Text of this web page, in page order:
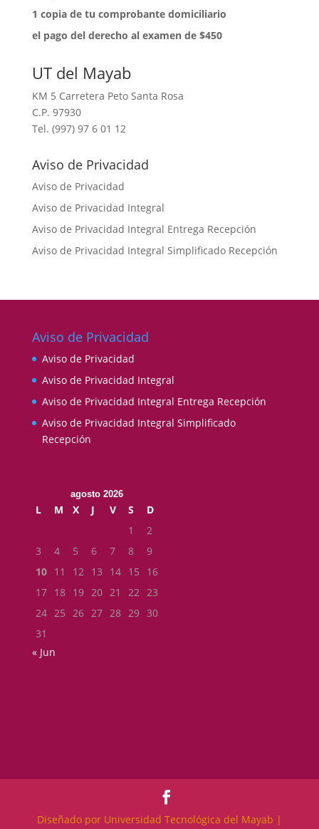
⁠1 copia de tu comprobante domiciliario
⁠el pago del derecho al examen de $450
UT del Mayab
KM 5 Carretera Peto Santa Rosa
C.P. 97930
Tel. (997) 97 6 01 12
Aviso de Privacidad
Aviso de Privacidad
Aviso de Privacidad Integral
Aviso de Privacidad Integral Entrega Recepción
Aviso de Privacidad Integral Simplificado Recepción
Aviso de Privacidad
Aviso de Privacidad
Aviso de Privacidad Integral
Aviso de Privacidad Integral Entrega Recepción
Aviso de Privacidad Integral Simplificado
Recepción
agosto 2026
L M X J V S
D
1
2
3
4 5 6 7 8
9
10 11 12 13 14 15
16
17 18 19 20 21 22 23
24 25 26 27 28 29 30
31
« Jun
Diseñado por Universidad Tecnológica del Mayab |